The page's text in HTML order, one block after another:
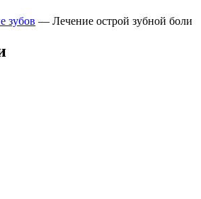
зубов — Лечение острой зубной боли